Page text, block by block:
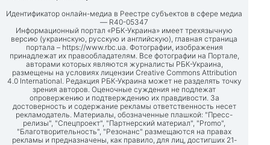
Идентификатор онлайн-медиа в Реестре субъектов в сфере медиа
— R40-05347
Информационный портал «РБК-Украина» имеет трехязычную
версию (украинскую, русскую и английскую), главная страница
портала – https://www.rbc.ua. Фотографии, изображения
принадлежат их правообладателям. Все фотографии на Портале,
авторами которых являются журналисты РБК-Украина,
размещены на условиях лицензии Creative Commons Attribution
4.0 International. Редакция РБК-Украина может не разделять точку
зрения авторов. Оценочные суждения не подлежат
опровержению и подтверждению их правдивости. За
достоверность и содержание рекламы ответственность несет
рекламодатель. Материалы, обозначенные плашкой: "Пресс-
релизы", "Спецпроект", "Партнерский материал", "Promo",
"Благотворительность", "Резонанс" размещаются на правах
рекламы и предназначены, как правило, для лиц, достигших 21-